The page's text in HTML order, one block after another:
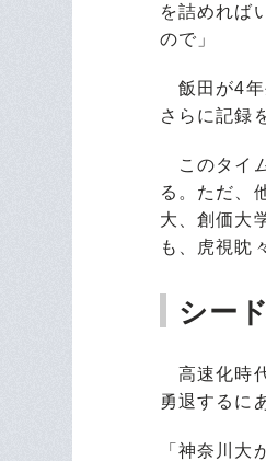
を詰めれば
ので」
飯田が4年
さらに記録
このタイ
る。ただ、
大、創価大
も、虎視眈
シー
高速化時
勇退するに
「神奈川